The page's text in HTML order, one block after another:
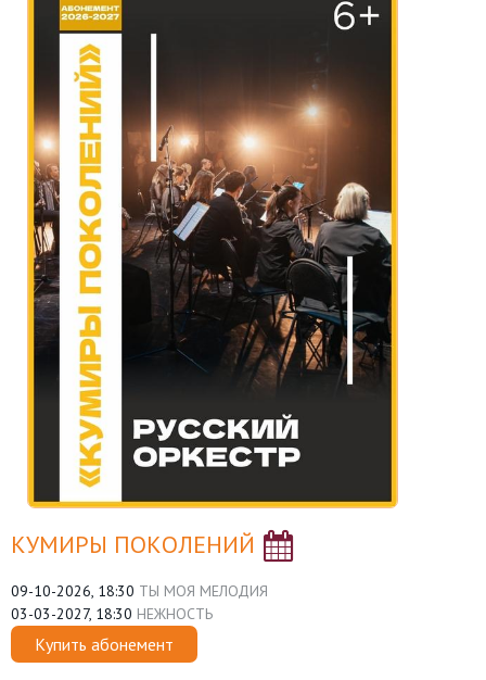
КУМИРЫ ПОКОЛЕНИЙ
09-10-2026, 18:30 ТЫ МОЯ МЕЛОДИЯ
03-03-2027, 18:30 НЕЖНОСТЬ
Купить абонемент